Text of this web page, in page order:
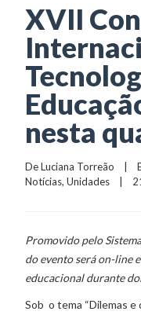
XVII
nesta
De Luciana Torreão
    |
Notícias, Unidades
|
Promovido pelo
do evento será on-line
educacional durante
Sob o tema “Dilemas